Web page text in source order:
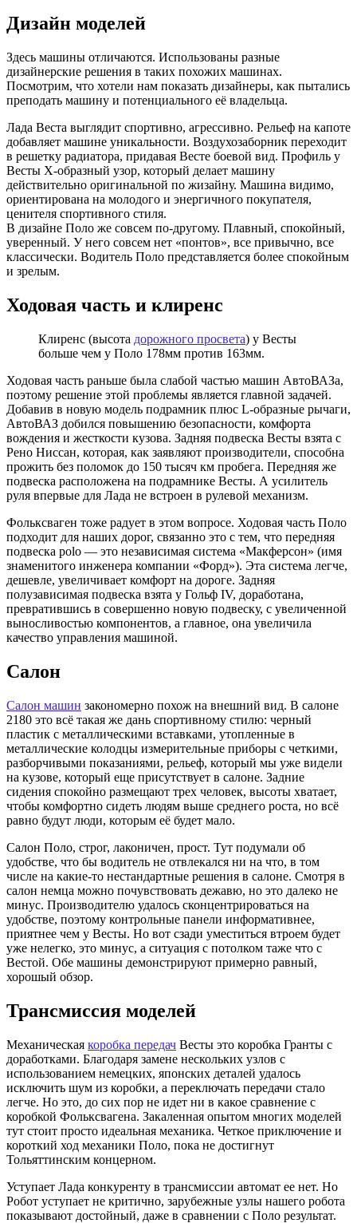
Дизайн моделей
Здесь машины отличаются. Использованы разные
дизайнерские решения в таких похожих машинах.
Посмотрим, что хотели нам показать дизайнеры, как пытались
преподать машину и потенциального её владельца.
Лада Веста выглядит спортивно, агрессивно. Рельеф на капоте
добавляет машине уникальности. Воздухозаборник переходит
в решетку радиатора, придавая Весте боевой вид. Профиль у
Весты Х-образный узор, который делает машину
действительно оригинальной по жизайну. Машина видимо,
ориентирована на молодого и энергичного покупателя,
ценителя спортивного стиля.
В дизайне Поло же совсем по-другому. Плавный, спокойный,
уверенный. У него совсем нет «понтов», все привычно, все
классически. Водитель Поло представляется более спокойным
и зрелым.
Ходовая часть и клиренс
Клиренс (высота дорожного просвета) у Весты
больше чем у Поло 178мм против 163мм.
Ходовая часть раньше была слабой частью машин АвтоВАЗа,
поэтому решение этой проблемы является главной задачей.
Добавив в новую модель подрамник плюс L-образные рычаги,
АвтоВАЗ добился повышению безопасности, комфорта
вождения и жесткости кузова. Задняя подвеска Весты взята с
Рено Ниссан, которая, как заявляют производители, способна
прожить без поломок до 150 тысяч км пробега. Передняя же
подвеска расположена на подрамнике Весты. А усилитель
руля впервые для Лада не встроен в рулевой механизм.
Фольксваген тоже радует в этом вопросе. Ходовая часть Поло
подходит для наших дорог, связанно это с тем, что передняя
подвеска polo — это независимая система «Макферсон» (имя
знаменитого инженера компании «Форд»). Эта система легче,
дешевле, увеличивает комфорт на дороге. Задняя
полузависимая подвеска взята у Гольф IV, доработана,
превратившись в совершенно новую подвеску, с увеличенной
выносливостью компонентов, а главное, она увеличила
качество управления машиной.
Салон
Салон машин закономерно похож на внешний вид. В салоне
2180 это всё такая же дань спортивному стилю: черный
пластик с металлическими вставками, утопленные в
металлические колодцы измерительные приборы с четкими,
разборчивыми показаниями, рельеф, который мы уже видели
на кузове, который еще присутствует в салоне. Задние
сидения спокойно размещают трех человек, высоты хватает,
чтобы комфортно сидеть людям выше среднего роста, но всё
равно будут люди, которым её будет мало.
Салон Поло, строг, лаконичен, прост. Тут подумали об
удобстве, что бы водитель не отвлекался ни на что, в том
числе на какие-то нестандартные решения в салоне. Смотря в
салон немца можно почувствовать дежавю, но это далеко не
минус. Производителю удалось сконцентрироваться на
удобстве, поэтому контрольные панели информативнее,
приятнее чем у Весты. Но вот сзади уместиться втроем будет
уже нелегко, это минус, а ситуация с потолком таже что с
Вестой. Обе машины демонстрируют примерно равный,
хорошый обзор.
Трансмиссия моделей
Механическая коробка передач Весты это коробка Гранты с
доработками. Благодаря замене нескольких узлов с
использованием немецких, японских деталей удалось
исключить шум из коробки, а переключать передачи стало
легче. Но это, до сих пор не идет ни в какое сравнение с
коробкой Фольксвагена. Закаленная опытом многих моделей
тут стоит просто идеальная механика. Четкое приключение и
короткий ход механики Поло, пока не достигнут
Тольяттинским концерном.
Уступает Лада конкуренту в трансмиссии автомат ее нет. Но
Робот уступает не критично, зарубежные узлы нашего робота
показывают достойный, даже в сравнении с Поло результат.